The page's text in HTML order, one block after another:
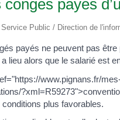
payés
Public / Direction de
payés ne peuvent pas
lieu alors que le salarié est
www.pignans.fr/
plus favorables.